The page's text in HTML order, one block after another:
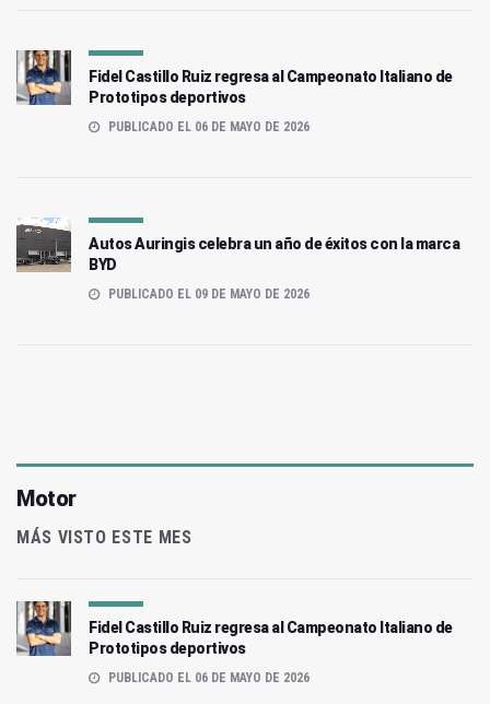
Fidel Castillo Ruiz regresa al Campeonato Italiano de
Prototipos deportivos
PUBLICADO EL 06 DE MAYO DE 2026
Autos Auringis celebra un año de éxitos con la marca
BYD
PUBLICADO EL 09 DE MAYO DE 2026
Motor
MÁS VISTO ESTE MES
Fidel Castillo Ruiz regresa al Campeonato Italiano de
Prototipos deportivos
PUBLICADO EL 06 DE MAYO DE 2026